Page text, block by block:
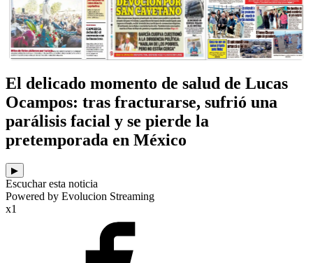
El delicado momento de salud de Lucas
Ocampos: tras fracturarse, sufrió una
parálisis facial y se pierde la
pretemporada en México
▶
Escuchar esta noticia
Powered by Evolucion Streaming
x1